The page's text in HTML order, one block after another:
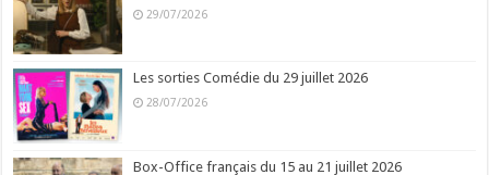
29/07/2026
Les sorties Comédie du 29 juillet 2026
28/07/2026
Box-Office français du 15 au 21 juillet 2026